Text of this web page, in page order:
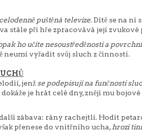
celodenně puštěná televize. Dítě se na ní
stále při hře zpracovává její zvukové
ho učíte nesoustředěnosti a
neumí vyřadit svůj sluch z činnosti.
jenž se podepisují na funčnosti
je hrát celé dny, znějí mu
zábava: rány rachejtlí. Hodit
přenese do vnitřního ucha,hrozí